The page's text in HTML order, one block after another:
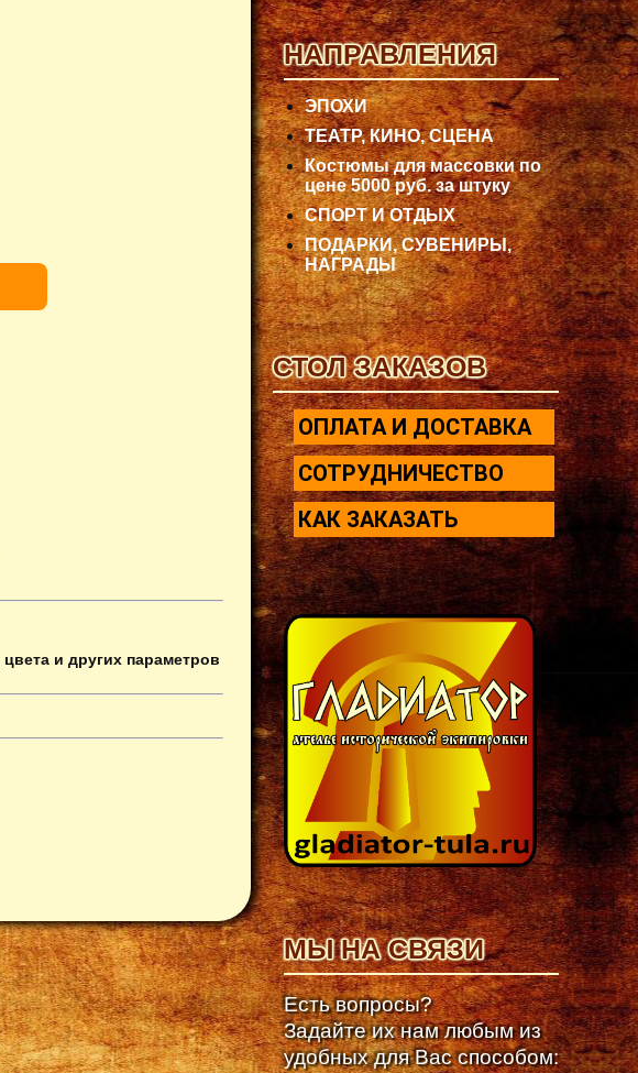
и других параметров
НАПРАВЛЕНИЯ
ЭПОХИ
ТЕАТР, КИНО, СЦЕНА
Костюмы для массовки по
цене 5000 руб. за штуку
СПОРТ И ОТДЫХ
ПОДАРКИ, СУВЕНИРЫ,
НАГРАДЫ
СТОЛ ЗАКАЗОВ
ОПЛАТА И ДОСТАВКА
СОТРУДНИЧЕСТВО
КАК ЗАКАЗАТЬ
МЫ НА СВЯЗИ
Есть вопросы?
Задайте их нам любым из
удобных для Вас способом: